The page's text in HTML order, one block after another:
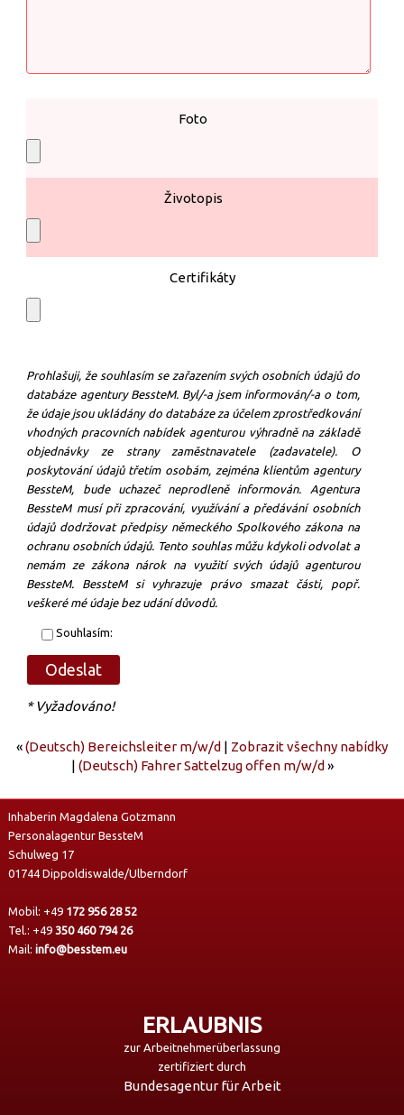
Foto
Životopis
Certifikáty
Prohlašuji, že souhlasím se zařazením svých osobních údajů do
databáze agentury BessteM. Byl/-a jsem informován/-a o tom,
že údaje jsou ukládány do databáze za účelem zprostředkování
vhodných pracovních nabídek agenturou výhradně na základě
objednávky ze strany zaměstnavatele (zadavatele). O
poskytování údajů třetím osobám, zejména klientům agentury
BessteM, bude uchazeč neprodleně informován. Agentura
BessteM musí při zpracování, využívání a předávání osobních
údajů dodržovat předpisy německého Spolkového zákona na
ochranu osobních údajů. Tento souhlas můžu kdykoli odvolat a
nemám ze zákona nárok na využití svých údajů agenturou
BessteM. BessteM si vyhrazuje právo smazat části, popř.
veškeré mé údaje bez udání důvodů.
Souhlasím:
* Vyžadováno!
«(Deutsch) Bereichsleiter m/w/d | Zobrazit všechny nabídky
| (Deutsch) Fahrer Sattelzug offen m/w/d »
Inhaberin Magdalena Gotzmann
Personalagentur BessteM
Schulweg 17
01744 Dippoldiswalde/Ulberndorf
Mobil: +49 172 956 28 52
Tel.: +49 350 460 794 26
Mail: info@besstem.eu
ERLAUBNIS
zur Arbeitnehmerüberlassung
zertifiziert durch
Bundesagentur für Arbeit